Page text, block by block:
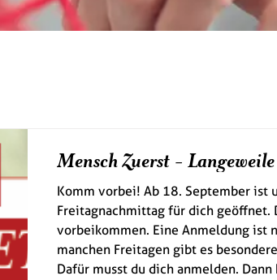
Mensch Zuerst -
Komm vorbei! Ab 18. September ist
Freitagnachmittag für dich geöffnet.
vorbeikommen. Eine Anmeldung ist
manchen Freitagen gibt es
Dafür musst du dich anmelden. Dann